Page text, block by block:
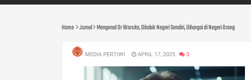
Home Jurnal Mengenal Dr Warsito, Ditolak Negeri Sendiri, Dihargai di Negeri Orang
MEDIA PERTIWI APRIL 17, 2025 0